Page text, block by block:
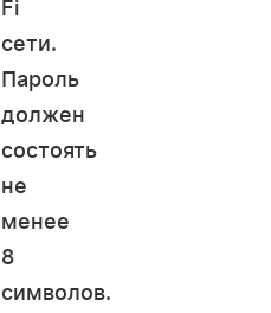
Fi
сети.
Пароль
должен
состоять
не
менее
8
символов.